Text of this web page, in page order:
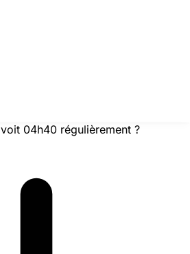
04h40 régulièrement ?